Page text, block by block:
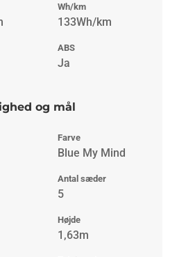
Wh/km
133Wh/km
ABS
Ja
og mål
Farve
Blue My Mind
Antal sæder
5
Højde
1,63m